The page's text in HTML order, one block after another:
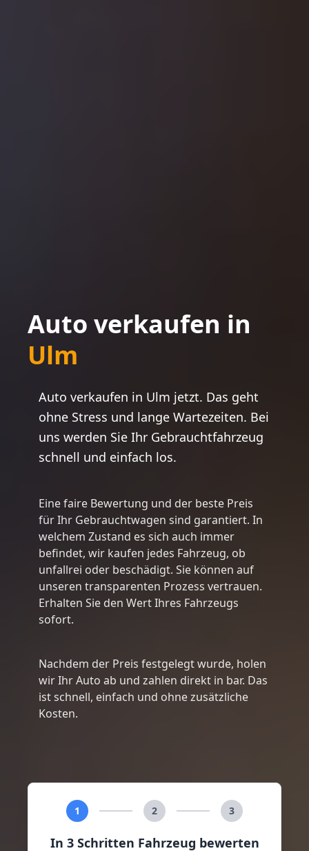
Auto verkaufen in
Ulm
Auto verkaufen in Ulm jetzt. Das geht
ohne Stress und lange Wartezeiten. Bei
uns werden Sie Ihr Gebrauchtfahrzeug
schnell und einfach los.
Eine faire Bewertung und der beste Preis
für Ihr Gebrauchtwagen sind garantiert. In
welchem Zustand es sich auch immer
befindet, wir kaufen jedes Fahrzeug, ob
unfallrei oder beschädigt. Sie können auf
unseren transparenten Prozess vertrauen.
Erhalten Sie den Wert Ihres Fahrzeugs
sofort.
Nachdem der Preis festgelegt wurde, holen
wir Ihr Auto ab und zahlen direkt in bar. Das
ist schnell, einfach und ohne zusätzliche
Kosten.
1 2 3
In 3 Schritten Fahrzeug bewerten